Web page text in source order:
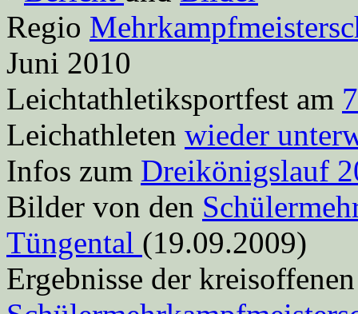
Regio
Juni 2010
Leichtathletiksportfest am
Leichathleten wieder
Infos zum Dreikönigslauf
Bilder von den
Tüngental (19.09.2009)
Ergebnisse der kreisoffenen